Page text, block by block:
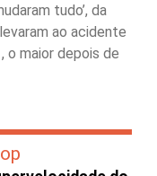
tudo’, da
ao acidente
o maior depois de